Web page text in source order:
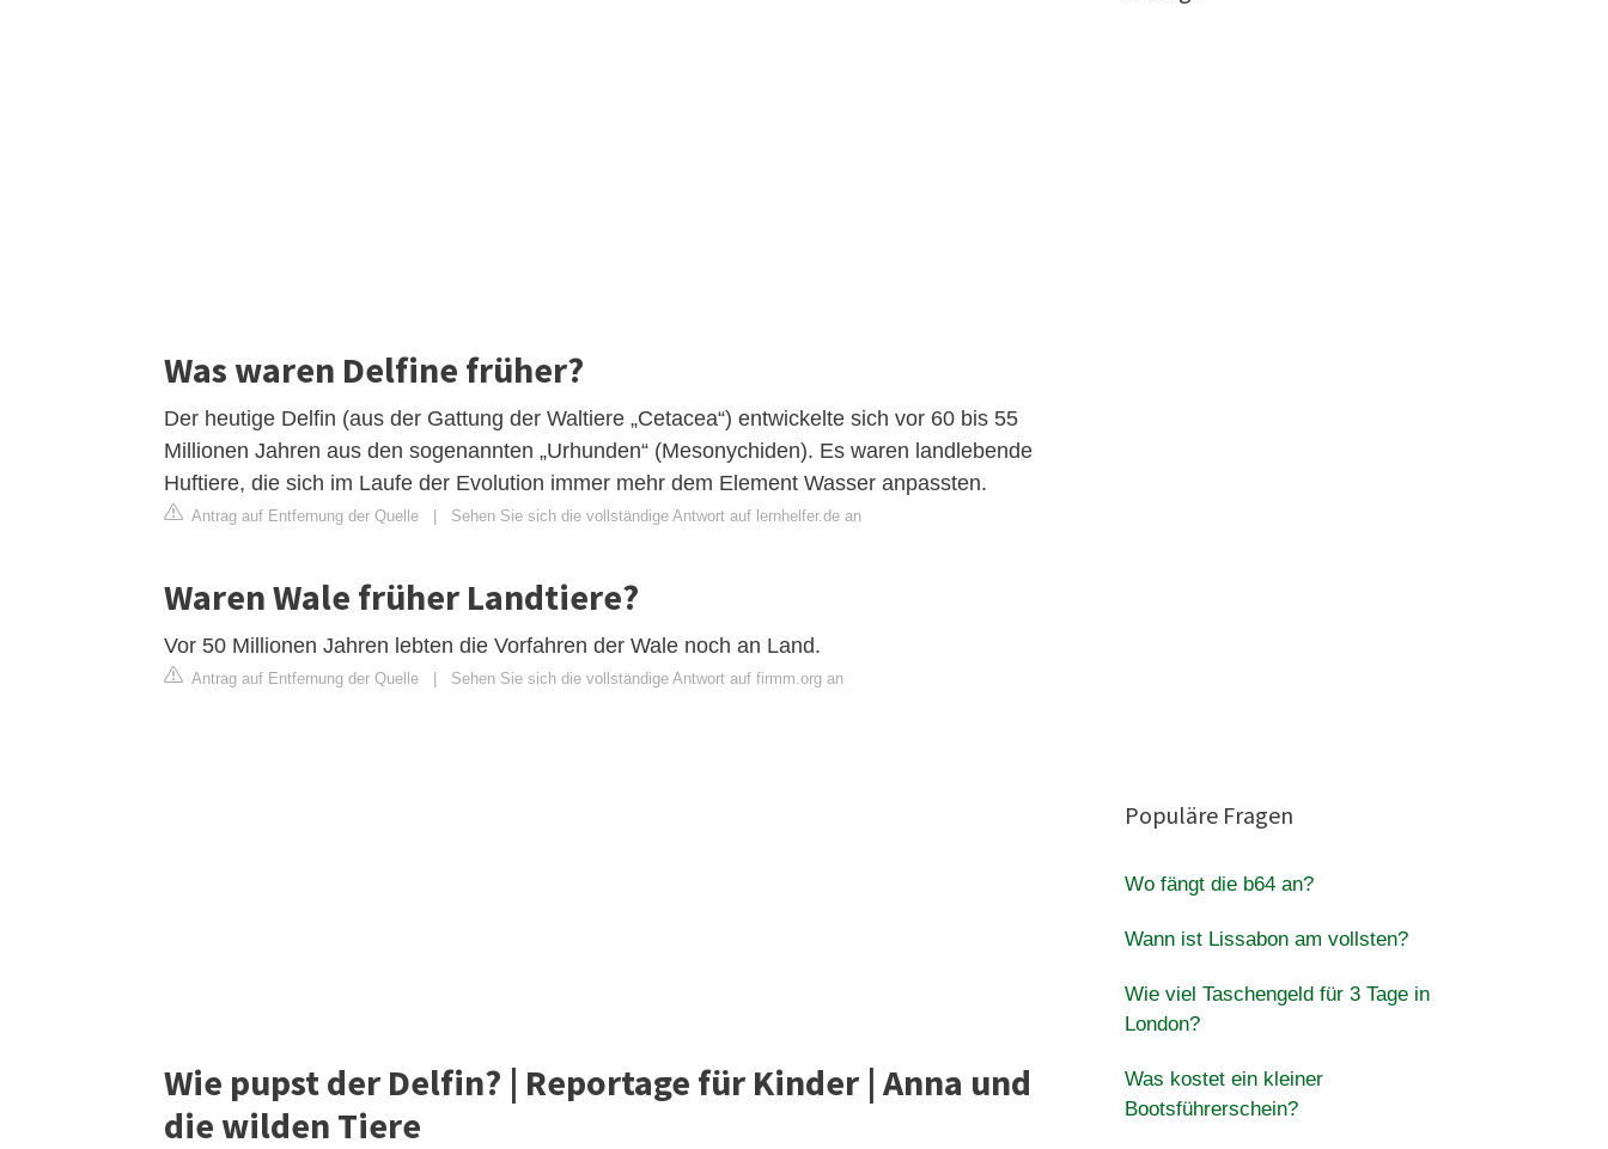
Was waren Delfine früher?
Der heutige Delfin (aus der Gattung der Waltiere „Cetacea“) entwickelte sich vor 60 bis 55
Millionen Jahren aus den sogenannten „Urhunden“ (Mesonychiden). Es waren landlebende
Huftiere, die sich im Laufe der Evolution immer mehr dem Element Wasser anpassten.
Antrag auf Entfernung der Quelle Sehen Sie sich die vollständige Antwort auf lernhelfer.de an
Waren Wale früher Landtiere?
Vor 50 Millionen Jahren lebten die Vorfahren der Wale noch an Land.
Antrag auf Entfernung der Quelle Sehen Sie sich die vollständige Antwort auf firmm.org an
Wie pupst der Delfin? | Reportage für Kinder | Anna und
die wilden Tiere
Populäre Fragen
Wo fängt die b64 an?
Wann ist Lissabon am vollsten?
Wie viel Taschengeld für 3 Tage in
London?
Was kostet ein kleiner
Bootsführerschein?